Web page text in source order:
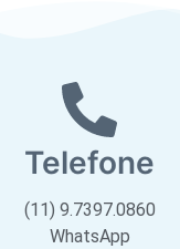
Telefone
(11) 9.7397.0860
WhatsApp